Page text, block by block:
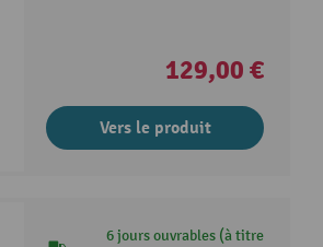
129,00 €
Vers le produit
6 jours ouvrables (à titre